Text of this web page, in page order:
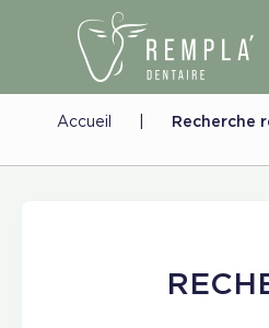
Accueil Recherche